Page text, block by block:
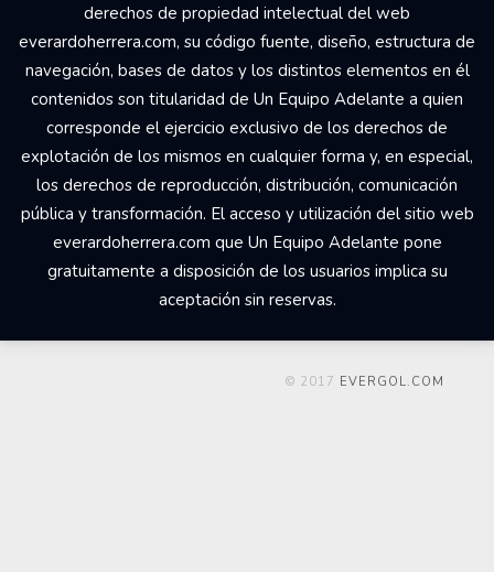
derechos de propiedad intelectual del web
everardoherrera.com, su código fuente, diseño, estructura de
navegación, bases de datos y los distintos elementos en él
contenidos son titularidad de Un Equipo Adelante a quien
corresponde el ejercicio exclusivo de los derechos de
explotación de los mismos en cualquier forma y, en especial,
los derechos de reproducción, distribución, comunicación
pública y transformación. El acceso y utilización del sitio web
everardoherrera.com que Un Equipo Adelante pone
gratuitamente a disposición de los usuarios implica su
aceptación sin reservas.
© 2017 EVERGOL.COM